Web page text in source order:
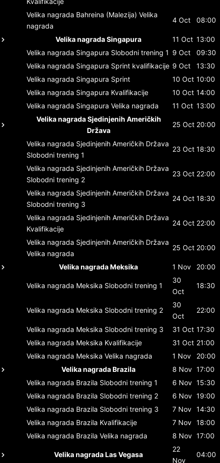
Velika nagrada Bahreina (Malezija) Velika
nagrada
4 Oct 08:00
Velika nagrada Singapura 11 Oct 13:00
Velika nagrada Singapura Slobodni trening 1 9 Oct
09:30
Velika nagrada Singapura Sprint kvalifikacije 9 Oct
13:30
Velika nagrada Singapura Sprint 10 Oct 10:00
Velika nagrada Singapura Kvalifikacije 10 Oct 14:00
Velika nagrada Singapura Velika nagrada 11 Oct 13:00
Velika nagrada Sjedinjenih Američkih
Država
25 Oct 20:00
Velika nagrada Sjedinjenih Američkih Država
Slobodni trening 1
23 Oct 18:30
Velika nagrada Sjedinjenih Američkih Država
Slobodni trening 2
23 Oct 22:00
Velika nagrada Sjedinjenih Američkih Država
Slobodni trening 3
24 Oct 18:30
Velika nagrada Sjedinjenih Američkih Država
Kvalifikacije
24 Oct 22:00
Velika nagrada Sjedinjenih Američkih Država
Velika nagrada
25 Oct 20:00
Velika nagrada Meksika 1 Nov 20:00
Velika nagrada Meksika Slobodni trening 1
30
Oct
18:30
Velika nagrada Meksika Slobodni trening 2
30
Oct
22:00
Velika nagrada Meksika Slobodni trening 3 31 Oct 17:30
Velika nagrada Meksika Kvalifikacije 31 Oct 21:00
Velika nagrada Meksika Velika nagrada 1 Nov
20:00
Velika nagrada Brazila
8 Nov 17:00
Velika nagrada Brazila Slobodni trening 1 6 Nov 15:30
Velika nagrada Brazila Slobodni trening 2 6 Nov 19:00
Velika nagrada Brazila Slobodni trening 3 7 Nov 14:30
Velika nagrada Brazila Kvalifikacije 7 Nov 18:00
Velika nagrada Brazila Velika nagrada 8 Nov 17:00
Velika nagrada Las Vegasa
22
Nov
04:00